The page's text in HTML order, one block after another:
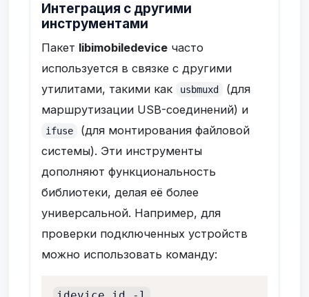
Интеграция с другими
инструментами
Пакет libimobiledevice часто
используется в связке с другими
утилитами, такими как
usbmuxd
(для
маршрутизации USB-соединений) и
ifuse
(для монтирования файловой
системы). Эти инструменты
дополняют функциональность
библиотеки, делая её более
универсальной. Например, для
проверки подключенных устройств
можно использовать команду: